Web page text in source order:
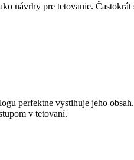
návrhy pre tetovanie.
perfektne vystihuje jeho
v tetovaní.